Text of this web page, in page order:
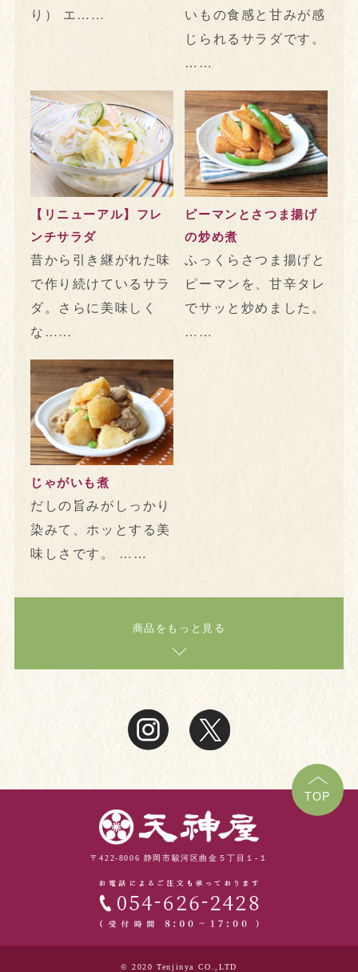
り） エ……
いもの食感と甘みが感
じられるサラダです。
……
【リニューアル】フレ
ンチサラダ
昔から引き継がれた味
で作り続けているサラ
ダ。さらに美味しく
な……
ピーマンとさつま揚げ
の炒め煮
ふっくらさつま揚げと
ピーマンを、甘辛タレ
でサッと炒めました。
……
じゃがいも煮
だしの旨みがしっかり
染みて、ホッとする美
味しさです。 ……
商品をもっと見る
TOP
〒422-8006 静岡市駿河区曲金５丁目１-１
© 2020 Tenjinya CO.,LTD